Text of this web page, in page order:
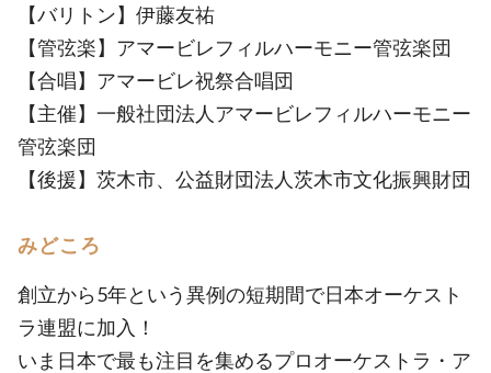
【バリトン】伊藤友祐
【管弦楽】アマービレフィルハーモニー管弦楽団
【合唱】アマービレ祝祭合唱団
【主催】一般社団法人アマービレフィルハーモニー
管弦楽団
【後援】茨木市、公益財団法人茨木市文化振興財団
みどころ
創立から5年という異例の短期間で日本オーケスト
ラ連盟に加入！
いま日本で最も注目を集めるプロオーケストラ・ア